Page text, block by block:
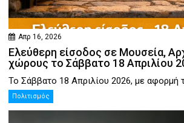
Απρ 16, 2026
Ελεύθερη είσοδος σε Μουσεία,
χώρους το Σάββατο 18 Απριλίου
Το Σάββατο 18 Απριλίου 2026, με αφορμή
Πολιτισμός